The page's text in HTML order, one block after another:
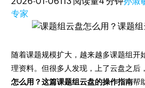
专家
随着课题规模扩大，越来越多课题组开
理资料。但很多人发现，上了云盘之后
怎么用？这篇课题组云盘的操作指南帮